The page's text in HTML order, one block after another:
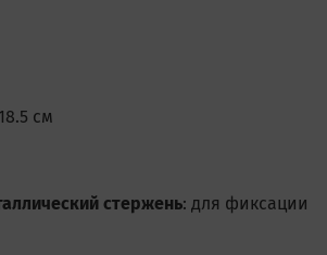
см
стержень: для фиксации